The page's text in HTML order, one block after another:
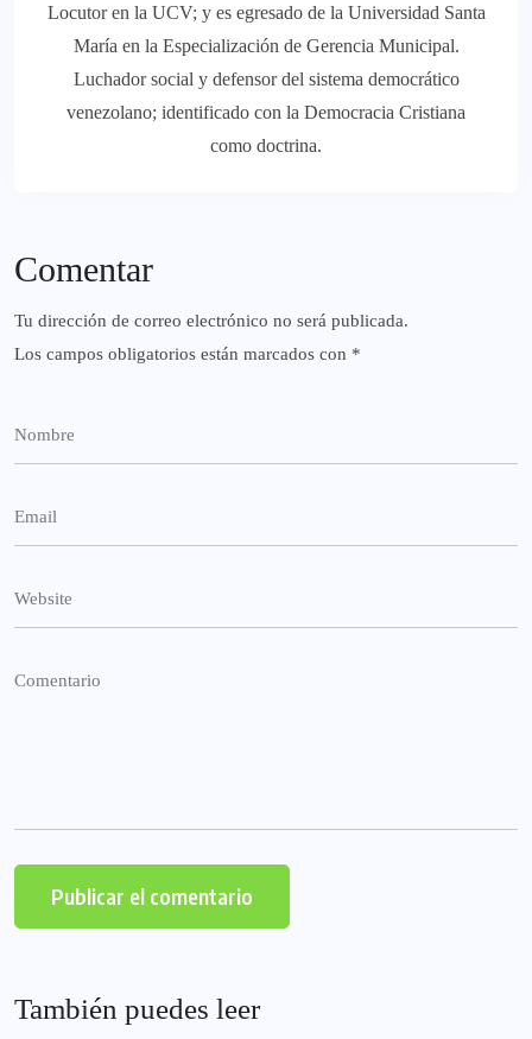
Locutor en la UCV; y es egresado de la Universidad Santa
María en la Especialización de Gerencia Municipal.
Luchador social y defensor del sistema democrático
venezolano; identificado con la Democracia Cristiana
como doctrina.
Comentar
Tu dirección de correo electrónico no será publicada.
Los campos obligatorios están marcados con *
También puedes leer